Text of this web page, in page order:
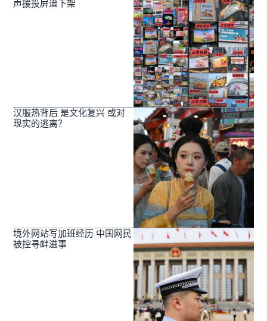
声援投屏遭下架
汉服热背后 是文化复兴 或对
现实的逃离？
境外网站写加班经历 中国网民
被控寻衅滋事